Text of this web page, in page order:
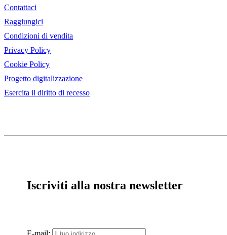
Contattaci
Raggiungici
Condizioni di vendita
Privacy Policy
Cookie Policy
Progetto digitalizzazione
Esercita il diritto di recesso
Iscriviti alla nostra newsletter